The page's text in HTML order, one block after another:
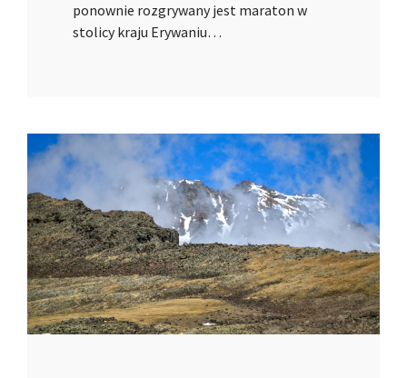
ponownie rozgrywany jest maraton w
stolicy kraju Erywaniu…